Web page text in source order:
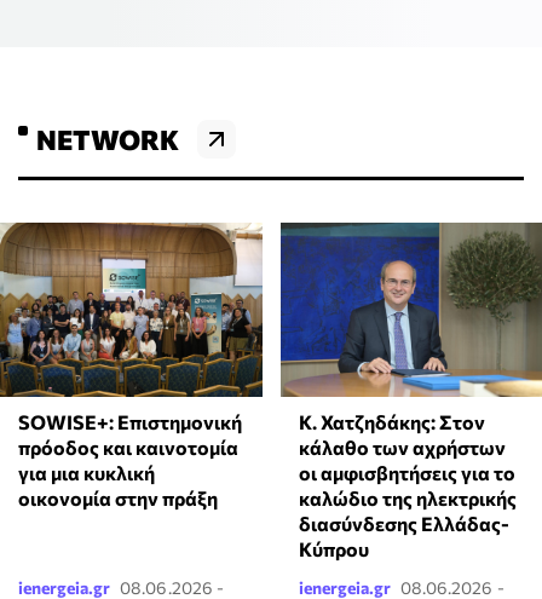
NETWORK
SOWISE+: Επιστημονική
πρόοδος και καινοτομία
για μια κυκλική
οικονομία στην πράξη
ienergeia.gr 08.06.2026 -
Κ. Χατζηδάκης: Στον
κάλαθο των αχρήστων
οι αμφισβητήσεις για το
καλώδιο της ηλεκτρικής
διασύνδεσης Ελλάδας-
Κύπρου
ienergeia.gr 08.06.2026 -